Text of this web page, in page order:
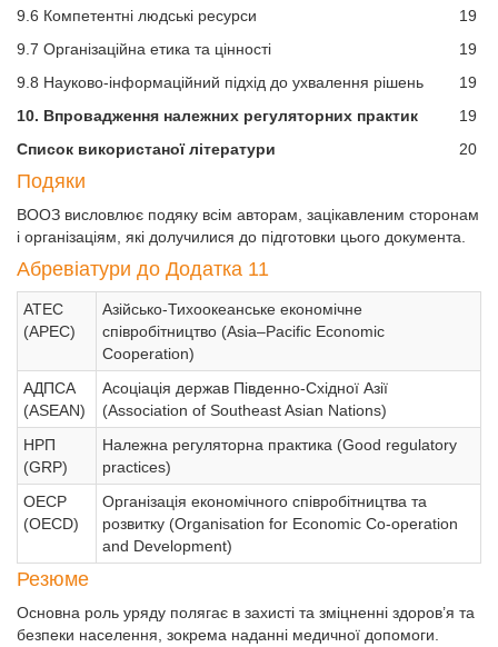
9.6 Компетентні людські ресурси
19
9.7 Організаційна етика та цінності
19
9.8 Науково-інформаційний підхід до ухвалення рішень
19
10. Впровадження належних регуляторних практик
19
Список використаної літератури
20
Подяки
ВООЗ висловлює подяку всім авторам, зацікавленим сторонам
і організаціям, які долучилися до підготовки цього документа.
Абревіатури до Додатка 11
АТЕС
(APEC)
Азійсько-Тихоокеанське економічне
співробітництво (Asia–Pacific Economic
Cooperation)
АДПСА
(ASEAN)
Асоціація держав Південно-Східної Азії
(Association of Southeast Asian Nations)
НРП
(GRP)
Належна регуляторна практика (Good regulatory
practices)
ОЕСР
(OECD)
Організація економічного співробітництва та
розвитку (Organisation for Economic Co-operation
and Development)
Резюме
Основна роль уряду полягає в захисті та зміцненні здоров’я та
безпеки населення, зокрема наданні медичної допомоги.